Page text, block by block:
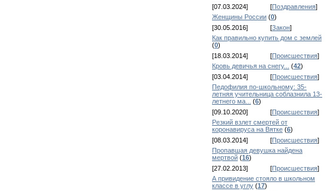
[07.03.2024]
[Поздравления]
Женщины России (0)
[30.05.2016]
[Закон]
Как правильно купить дом с землей
(0)
[18.03.2014]
[Происшествия]
Кровь девичья на снегу...
(42)
[03.04.2014]
[Происшествия]
Педофилия по-школьному: 35-
летняя учительница соблазнила 13-
летнего ма...
(6)
[09.10.2020]
[Происшествия]
Резкий взлет смертей от
коронавируса на Вятке (6)
[08.03.2014]
[Происшествия]
Пропавшая девушка найдена
мертвой (16)
[27.02.2013]
[Происшествия]
А привидение стояло в школьном
классе в углу (17)